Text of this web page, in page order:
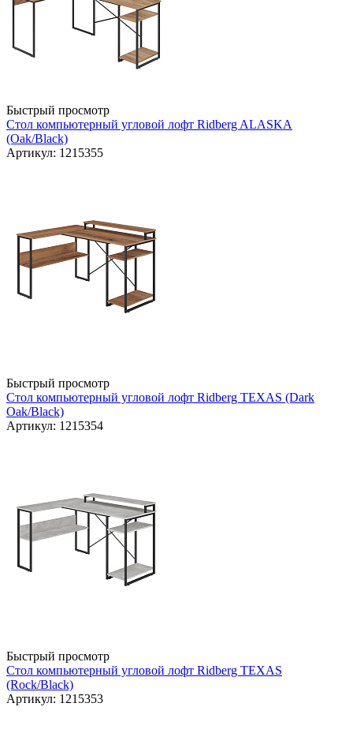
Быстрый просмотр
Стол компьютерный угловой лофт Ridberg ALASKA
(Oak/Black)
Артикул: 1215355
Быстрый просмотр
Стол компьютерный угловой лофт Ridberg TEXAS (Dark
Oak/Black)
Артикул: 1215354
Быстрый просмотр
Стол компьютерный угловой лофт Ridberg TEXAS
(Rock/Black)
Артикул: 1215353